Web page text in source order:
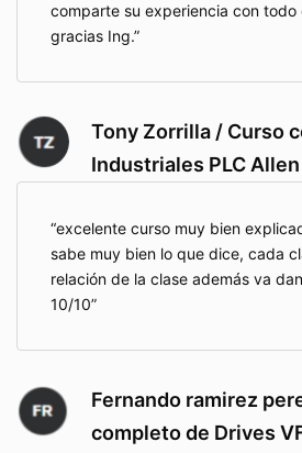
comparte su experiencia con todo
gracias Ing.
Tony Zorrilla / Curso
Industriales PLC
excelente curso muy bien
sabe muy bien lo que dice, cada
relación de la clase además va
10/10
Fernando ramirez
completo de Drives